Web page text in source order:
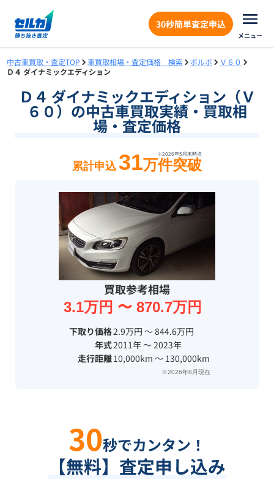
30秒簡単査定申込
メニュー
中古車買取・査定TOP 車買取相場・査定価格 検索 ボルボ
Ｖ６０
Ｄ４ ダイナミックエディション
Ｄ４ ダイナミックエディション（Ｖ
６０）の中古車買取実績・買取相
場・査定価格
※2026年5月末時点
累計申込 31万件突破
買取参考相場
3.1万円 〜 870.7万円
下取り価格2.9万円 〜 844.6万円
年式2011年 〜 2023年
走行距離10,000km 〜 130,000km
※2026年8月現在
30秒でカンタン！
【無料】査定申し込み